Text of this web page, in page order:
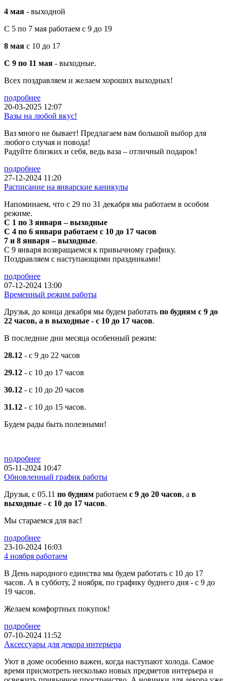
4 мая - выходной
С 5 по 7 мая работаем с 9 до 19
8 мая с 10 до 17
С 9 по 11 мая - выходные.
Всех поздравляем и желаем хороших выходных!
подробнее
20-03-2025 12:07
Вазы на любой вкус!
Ваз много не бывает! Предлагаем вам большой выбор для
любого случая и повода!
Радуйте близких и себя, ведь ваза – отличный подарок!
подробнее
27-12-2024 11:20
Расписание на январские каникулы
Напоминаем, что с 29 по 31 декабря мы работаем в особом
режиме.
С 1 по 3 января – выходные
С 4 по 6 января работаем с 10 до 17 часов
7 и 8 января – выходные.
С 9 января возвращаемся к привычному графику.
Поздравляем с наступающими праздниками!
подробнее
07-12-2024 13:00
Временный режим работы
Друзья, до конца декабря мы будем работать по будням с 9 до
22 часов, а в выходные - с 10 до 17 часов.
В последние дни месяца особенный режим:
28.12 - с 9 до 22 часов
29.12 - с 10 до 17 часов
30.12 - с 10 до 20 часов
31.12 - с 10 до 15 часов.
Будем рады быть полезными!
подробнее
05-11-2024 10:47
Обновленный график работы
Друзья, с 05.11 по будням работаем с 9 до 20 часов, а в
выходные - с 10 до 17 часов.
Мы стараемся для вас!
подробнее
23-10-2024 16:03
4 ноября работаем
В День народного единства мы будем работать с 10 до 17
часов. А в субботу, 2 ноября, по графику буднего дня - с 9 до
19 часов.
Желаем комфортных покупок!
подробнее
07-10-2024 11:52
Аксессуары для декора интерьера
Уют в доме особенно важен, когда наступают холода. Самое
время присмотреть несколько новых предметов интерьера и